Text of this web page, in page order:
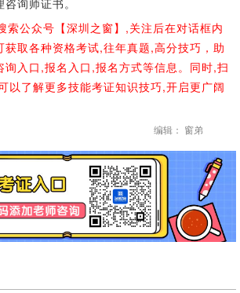
索公众号【深圳之窗】,关注后在对话框内
获取各种资格考试,往年真题,高分技巧，助
询入口,报名入口,报名方式等信息。同时,扫
以了解更多技能考证知识技巧,开启更广阔
编辑： 窗弟